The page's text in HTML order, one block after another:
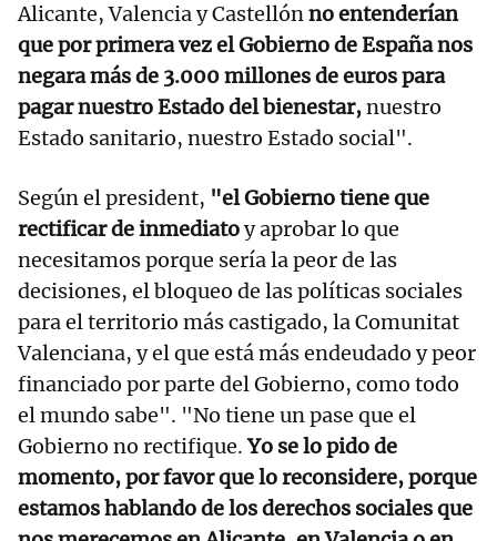
Alicante, Valencia y Castellónno entenderían
que por primera vez el Gobierno de España nos
negara más de 3.000 millones de euros para
pagar nuestro Estado del bienestar,nuestro
Estado sanitario, nuestro Estado social".
Según el president, "el Gobierno tiene que
rectificar de inmediatoy aprobar lo que
necesitamos porque sería la peor de las
decisiones, el bloqueo de las políticas sociales
para el territorio más castigado, la Comunitat
Valenciana, y el que está más endeudado y peor
financiado por parte del Gobierno, como todo
el mundo sabe". "No tiene un pase que el
Gobierno no rectifique.Yo se lo pido de
momento, por favor que lo reconsidere, porque
estamos hablando de los derechos sociales que